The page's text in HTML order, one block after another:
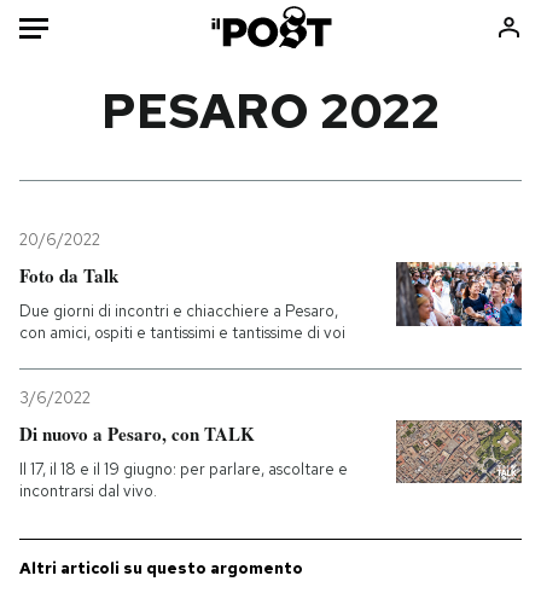
Mondo
Politica
Tecnologia
Internet
Scienza
Economia
Sport
Consumismi
Storie/Idee
Ok Boomer!
Media
Mondiali calcio 2026
PESARO 2022
20/6/2022
Foto da Talk
Due giorni di incontri e chiacchiere a Pesaro,
con amici, ospiti e tantissimi e tantissime di voi
3/6/2022
Di nuovo a Pesaro, con TALK
Il 17, il 18 e il 19 giugno: per parlare, ascoltare e
incontrarsi dal vivo.
Altri articoli su questo argomento